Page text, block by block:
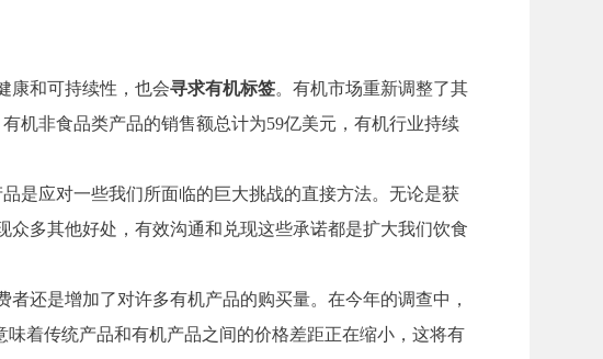
康和可持续性，也会寻求有机标签 。有机市场重新调整了其
机非食品类产品的销售额总计为59亿美元，有机行业持续
是应对一些我们所面临的巨大挑战的直接方法。无论是获
多其他好处，有效沟通和兑现这些承诺都是扩大我们饮食
还是增加了对许多有机产品的购买量。在今年的调查中，
着传统产品和有机产品之间的价格差距正在缩小，这将有